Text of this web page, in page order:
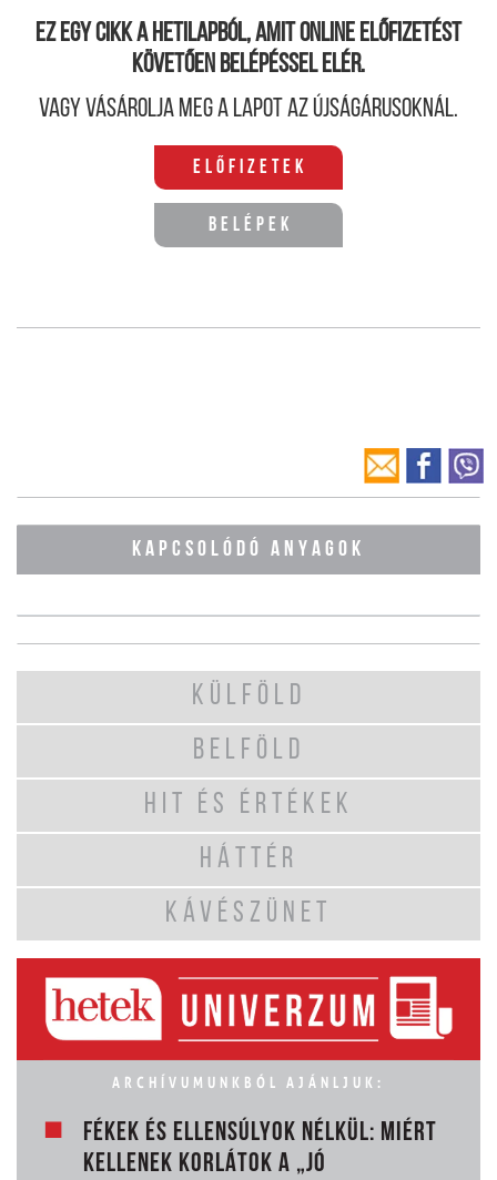
Ez egy cikk a hetilapból, amit online előfizetést
követően belépéssel elér.
Vagy vásárolja meg a lapot az újságárusoknál.
Előfizetek
Belépek
KAPCSOLÓDÓ ANYAGOK
KÜLFÖLD
BELFÖLD
HIT ÉS ÉRTÉKEK
HÁTTÉR
KÁVÉSZÜNET
ARCHÍVUMUNKBÓL AJÁNLJUK:
FÉKEK ÉS ELLENSÚLYOK NÉLKÜL: MIÉRT
KELLENEK KORLÁTOK A „JÓ